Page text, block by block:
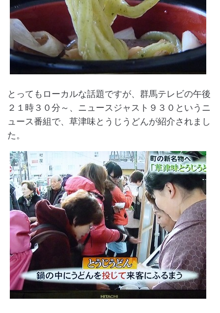
とってもローカルな話題ですが、群馬テレビの午後
２１時３０分～、ニュースジャスト９３０というニ
ュース番組で、草津味とうじうどんが紹介されまし
た。